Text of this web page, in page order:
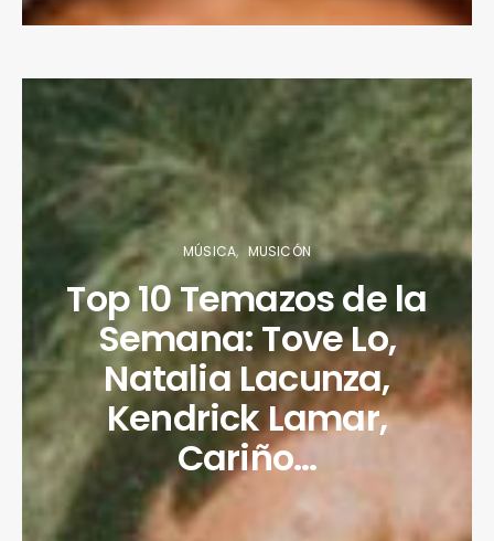
MÚSICA MUSICÓN
Top 10 Temazos de la
Semana: Tove Lo,
Natalia Lacunza,
Kendrick Lamar,
Cariño…